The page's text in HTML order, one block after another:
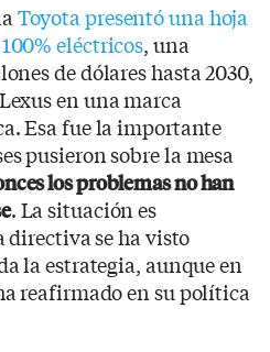
Toyota presentó una hoja
eléctricos, una
de dólares hasta 2030,
en una marca
Esa fue la importante
pusieron sobre la mesa
los problemas no han
. La situación es
se ha visto
la estrategia, aunque en
reafirmado en su política